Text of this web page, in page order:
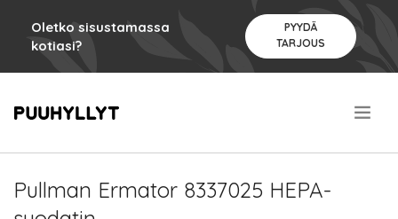
Oletko sisustamassa
kotiasi?
PYYDÄ
TARJOUS
Pullman Ermator 8337025 HEPA-